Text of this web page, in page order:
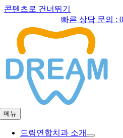
콘텐츠로 건너뛰기
빠른 상담 문의 :
메뉴
드림연합치과 소개